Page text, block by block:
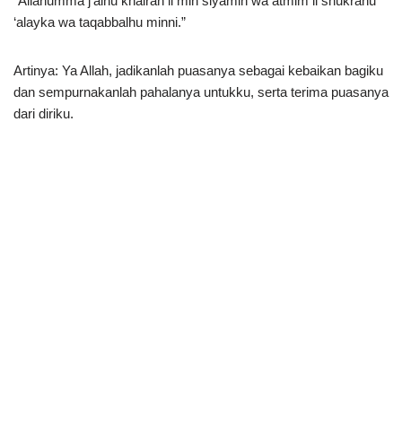
‘alayka wa taqabbalhu minni.”
Artinya: Ya Allah, jadikanlah puasanya sebagai kebaikan bagiku
dan sempurnakanlah pahalanya untukku, serta terima puasanya
dari diriku.